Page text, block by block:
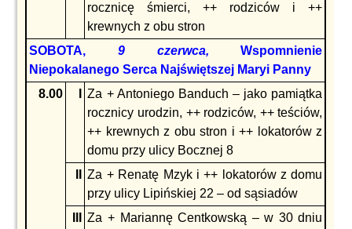
rocznicę śmierci, ++ rodziców i ++
krewnych z obu stron
SOBOTA,9 czerwca,Wspomnienie
Niepokalanego Serca Najświętszej Maryi Panny
8.00
Za + Antoniego Banduch – jako pamiątka
rocznicy urodzin, ++ rodziców, ++ teściów,
++ krewnych z obu stron i ++ lokatorów z
domu przy ulicy Bocznej 8
Za + Renatę Mzyk i ++ lokatorów z domu
przy ulicy Lipińskiej 22 – od sąsiadów
Za + Mariannę Centkowską – w 30 dniu